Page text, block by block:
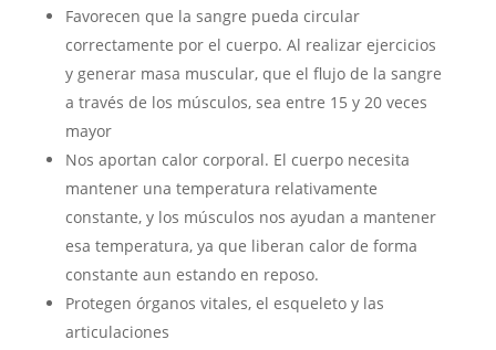
Favorecen que la sangre pueda circular
correctamente por el cuerpo. Al realizar ejercicios
y generar masa muscular, que el flujo de la sangre
a través de los músculos, sea entre 15 y 20 veces
mayor
Nos aportan calor corporal. El cuerpo necesita
mantener una temperatura relativamente
constante, y los músculos nos ayudan a mantener
esa temperatura, ya que liberan calor de forma
constante aun estando en reposo.
Protegen órganos vitales, el esqueleto y las
articulaciones